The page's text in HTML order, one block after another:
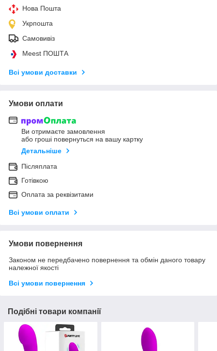
Нова Пошта
Укрпошта
Самовивіз
Meest ПОШТА
Всі умови доставки
Умови оплати
Ви отримаєте замовлення
або гроші повернуться на вашу картку
Детальніше
Післяплата
Готівкою
Оплата за реквізитами
Всі умови оплати
Умови повернення
Законом не передбачено повернення та обмін даного товару
належної якості
Всі умови повернення
Подібні товари компанії